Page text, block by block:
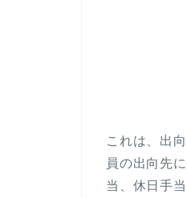
これは、出
員の出向先
当、休日手